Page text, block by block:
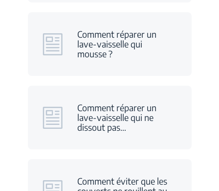
Comment réparer un
lave-vaisselle qui
mousse ?
Comment réparer un
lave-vaisselle qui ne
dissout pas…
Comment éviter que les